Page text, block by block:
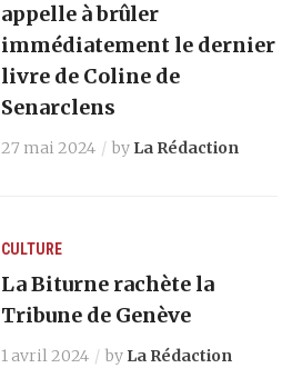
appelle à brûler
immédiatement le dernier
livre de Coline de
Senarclens
27 mai 2024 by La Rédaction
CULTURE
La Biturne rachète la
Tribune de Genève
1 avril 2024 by La Rédaction